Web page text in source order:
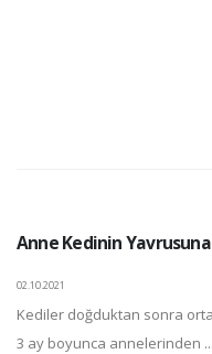
Anne Kedinin
02.10.2021
Kediler doğduktan sonra
3 ay boyunca annelerinden ...